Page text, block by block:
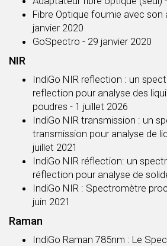
Fibre Optique fournie avec
janvier 2020
GoSpectro - 29 janvier 2020
NIR
IndiGo NIR reflection : un
reflection pour analyse des
poudres - 1 juillet 2026
IndiGo NIR transmission : un
transmission pour analyse de
juillet 2021
IndiGo NIR réflection: un
réflection pour analyse de
IndiGo NIR : Spectromètre
juin 2021
Raman
IndiGo Raman 785nm : Le